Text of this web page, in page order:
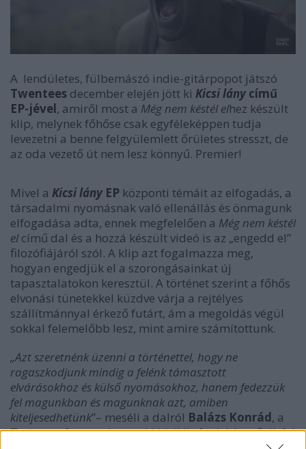
A lendületes, fülbemászó indie-gitárpopot játszó
Twentees december elején jött ki Kicsi lánycímű
EP-jével, amiről most a Még nem késtél elhez készült
klip, melynek főhőse csak egyféleképpen tudja
levezetni a benne felgyülemlett őrületes stresszt, de
az oda vezető út nem lesz könnyű. Premier!
Mivel a Kicsi lányEP központi témáit az elfogadás, a
társadalmi nyomásnak való ellenállás és önmagunk
elfogadása adta, ennek megfelelően a Még nem késtél
elcímű dal és a hozzá készült videó is az „engedd el”
filozófiájáról szól. A klip azt fogalmazza meg,
hogyan engedjük el a szorongásainkat új
tapasztalatokon keresztül. A történet szerint a főhős
elvonási tünetekkel küzdve várja a rejtélyes
szállítmánnyal érkező futárt, ám a megoldás végül
sokkal felemelőbb lesz, mint amire számítottunk.
„Azt szeretnénk üzenni a történettel, hogy ne
ragaszkodjunk mindig a felénk támasztott
elvárásokhoz és külső nyomásokhoz, hanem fedezzük
fel magunkban és magunknak azt, amiben
kiteljesedhetünk”– meséli a dalról Balázs Konrád, a
Twentees frontembere, aki biciklis futárként tűnik fel